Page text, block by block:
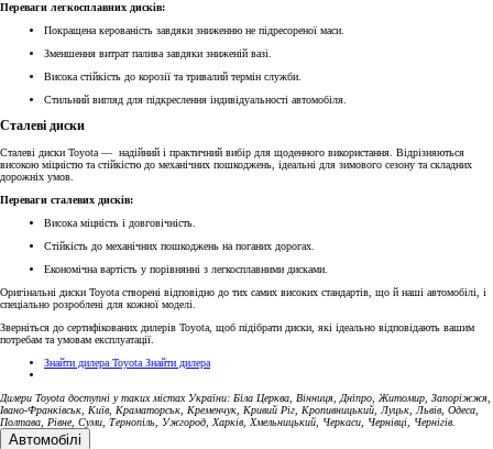
Переваги легкосплавних дисків:
Покращена керованість завдяки зниженню не підресореної маси.
Зменшення витрат палива завдяки зниженій вазі.
Висока стійкість до корозії та тривалий термін служби.
Стильний вигляд для підкреслення індивідуальності автомобіля.
Сталеві диски
Сталеві диски Toyota — надійний і практичний вибір для щоденного використання. Відрізняються
високою міцністю та стійкістю до механічних пошкоджень, ідеальні для зимового сезону та складних
дорожніх умов.
Переваги сталевих дисків:
Висока міцність і довговічність.
Стійкість до механічних пошкоджень на поганих дорогах.
Економічна вартість у порівнянні з легкосплавними дисками.
Оригінальні диски Toyota створені відповідно до тих самих високих стандартів, що й наші автомобілі, і
спеціально розроблені для кожної моделі.
Зверніться до сертифікованих дилерів Toyota, щоб підібрати диски, які ідеально відповідають вашим
потребам та умовам експлуатації.
Знайти дилера Toyota Знайти дилера
Дилери Toyota доступні у таких містах України: Біла Церква, Вінниця, Дніпро, Житомир, Запоріжжя,
Івано-Франківськ, Київ, Краматорськ, Кременчук, Кривий Ріг, Кропивницький, Луцьк, Львів, Одеса,
Полтава, Рівне, Суми, Тернопіль, Ужгород, Харків, Хмельницький, Черкаси, Чернівці, Чернігів.
Автомобілі